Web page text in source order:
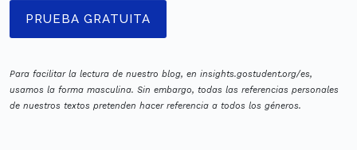
PRUEBA GRATUITA
Para facilitar la lectura de nuestro blog, en insights.gostudent.org/es,
usamos la forma masculina. Sin embargo, todas las referencias personales
de nuestros textos pretenden hacer referencia a todos los géneros.